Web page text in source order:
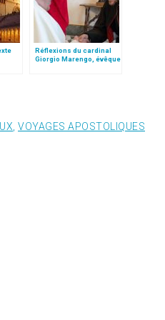
Réflexions du cardinal
Giorgio Marengo, évêque
VOYAGES APOSTOLIQUES